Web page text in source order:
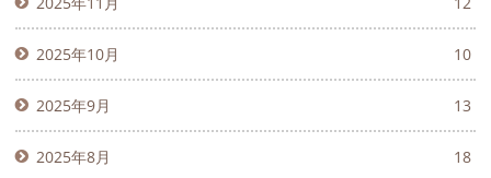
2025年10月 10
2025年9月 13
2025年8月 18